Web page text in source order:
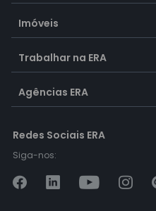
Imóveis
Trabalhar na ERA
Agências ERA
Redes Sociais ERA
Siga-nos: